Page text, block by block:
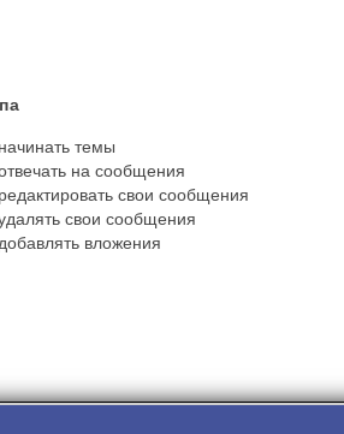
начинать темы
на сообщения
редактировать свои сообщения
свои сообщения
вложения